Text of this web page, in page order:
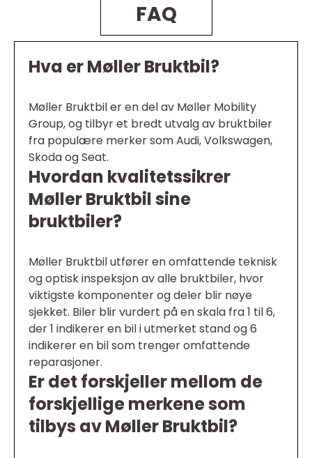
FAQ
Hva er Møller Bruktbil?
Møller Bruktbil er en del av Møller Mobility
Group, og tilbyr et bredt utvalg av bruktbiler
fra populære merker som Audi, Volkswagen,
Skoda og Seat.
Hvordan kvalitetssikrer
Møller Bruktbil sine
bruktbiler?
Møller Bruktbil utfører en omfattende teknisk
og optisk inspeksjon av alle bruktbiler, hvor
viktigste komponenter og deler blir nøye
sjekket. Biler blir vurdert på en skala fra 1 til 6,
der 1 indikerer en bil i utmerket stand og 6
indikerer en bil som trenger omfattende
reparasjoner.
Er det forskjeller mellom de
forskjellige merkene som
tilbys av Møller Bruktbil?